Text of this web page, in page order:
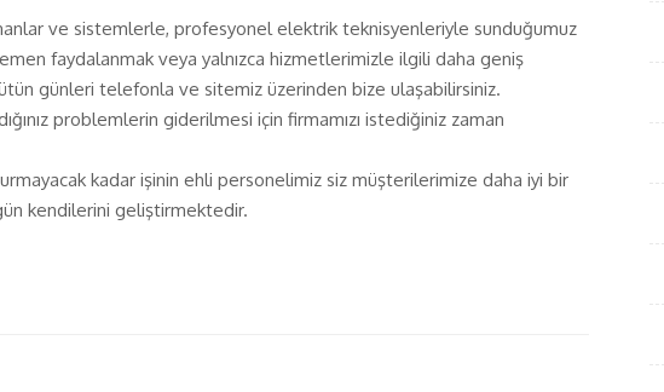
ve sistemlerle, profesyonel elektrik teknisyenleriyle sunduğumuz
faydalanmak veya yalnızca hizmetlerimizle ilgili daha geniş
günleri telefonla ve sitemiz üzerinden bize ulaşabilirsiniz.
problemlerin giderilmesi için firmamızı istediğiniz zaman
kadar işinin ehli personelimiz siz müşterilerimize daha iyi bir
kendilerini geliştirmektedir.